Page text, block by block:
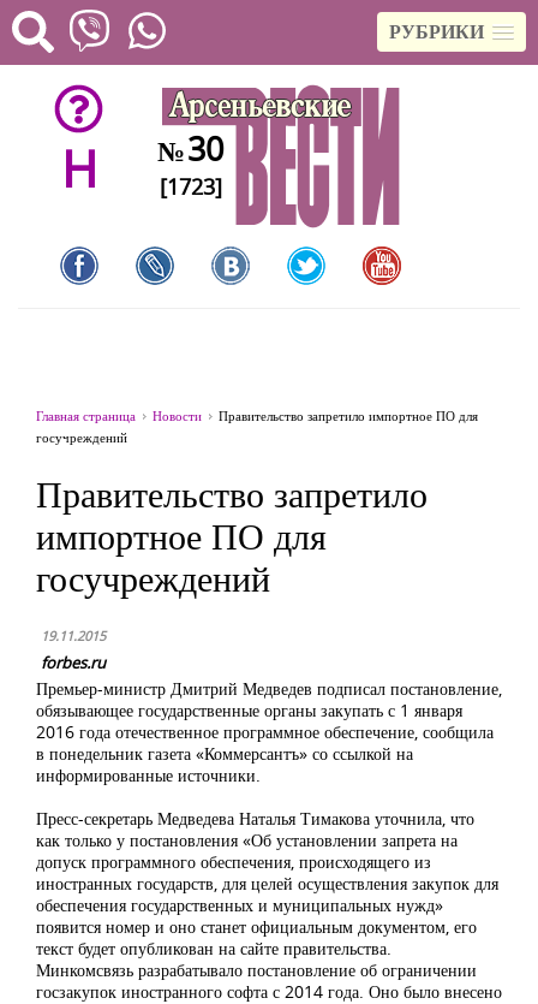
РУБРИКИ
H №30
[1723]
Главная страница Новости
Правительство запретило импортное ПО для
госучреждений
Правительство запретило
импортное ПО для
госучреждений
19.11.2015
forbes.ru
Премьер-министр Дмитрий Медведев подписал постановление,
обязывающее государственные органы закупать с 1 января
2016 года отечественное программное обеспечение, сообщила
в понедельник газета «Коммерсантъ» со ссылкой на
информированные источники.
Пресс-секретарь Медведева Наталья Тимакова уточнила, что
как только у постановления «Об установлении запрета на
допуск программного обеспечения, происходящего из
иностранных государств, для целей осуществления закупок для
обеспечения государственных и муниципальных нужд»
появится номер и оно станет официальным документом, его
текст будет опубликован на сайте правительства.
Минкомсвязь разрабатывало постановление об ограничении
госзакупок иностранного софта с 2014 года. Оно было внесено